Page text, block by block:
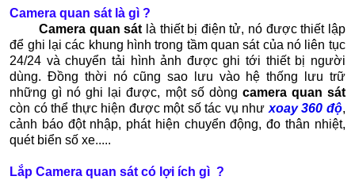
Camera quan sát là gì ?
Camera quan sátlà thiết bị điện tử, nó được thiết lập
để ghi lại các khung hình trong tầm quan sát của nó liên tục
24/24 và chuyển tải hình ảnh được ghi tới thiết bị người
dùng. Đồng thời nó cũng sao lưu vào hệ thống lưu trữ
những gì nó ghi lại được, một số dòng camera quan sát
còn có thể thực hiện được một số tác vụ nhưxoay 360 độ,
cảnh báo đột nhập, phát hiện chuyển động, đo thân nhiệt,
quét biển số xe.....
Lắp Camera quan sát có lợi ích gì ?